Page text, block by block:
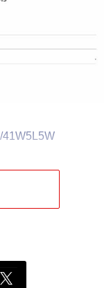
41W5L5W